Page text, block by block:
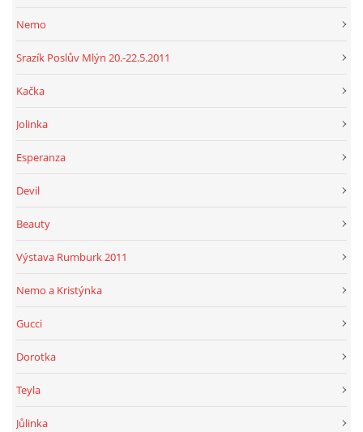
Nemo
Srazík Poslův Mlýn 20.-22.5.2011
Kačka
Jolinka
Esperanza
Devil
Beauty
Výstava Rumburk 2011
Nemo a Kristýnka
Gucci
Dorotka
Teyla
Jůlinka